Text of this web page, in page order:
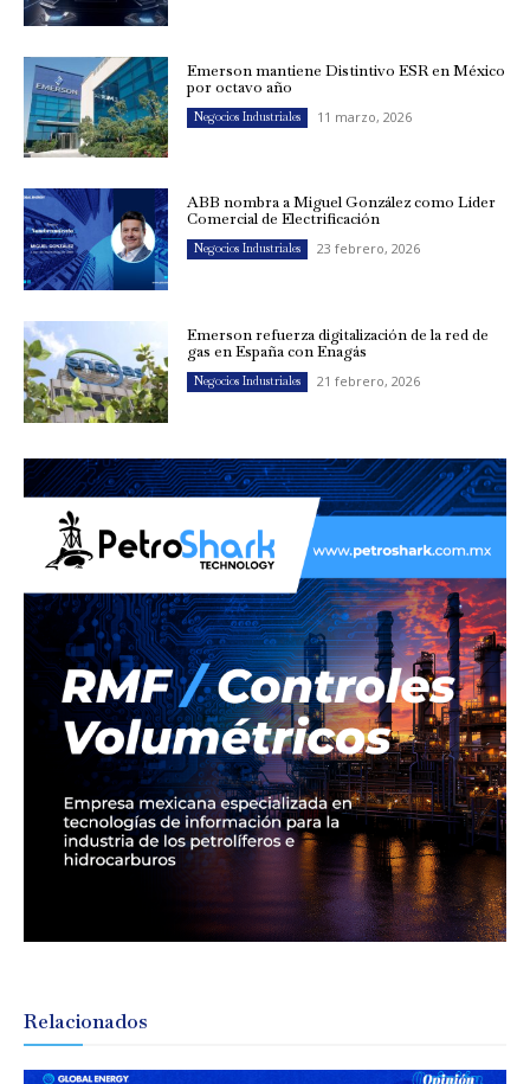
Emerson mantiene Distintivo ESR en México
por octavo año
Negocios Industriales 11 marzo, 2026
ABB nombra a Miguel González como Líder
Comercial de Electrificación
Negocios Industriales 23 febrero, 2026
Emerson refuerza digitalización de la red de
gas en España con Enagás
Negocios Industriales 21 febrero, 2026
Relacionados